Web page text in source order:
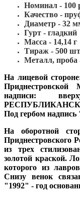
Номинал - 100
Качество -
Диаметр - 32
Гурт - гладкий
Масса - 14,14 г
Тираж - 500
Металл, проба
На лицевой
надписи:
Под гербом
На
оборотной
Приднестровского
из трех
золотой краской.
которого из
Снизу венок
"1992" - год